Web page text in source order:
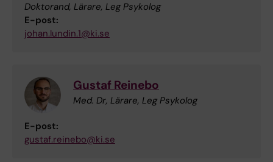
Doktorand, Lärare, Leg Psykolog
E-post:
johan.lundin.1@ki.se
Gustaf Reinebo
Med. Dr, Lärare, Leg Psykolog
E-post:
gustaf.reinebo@ki.se